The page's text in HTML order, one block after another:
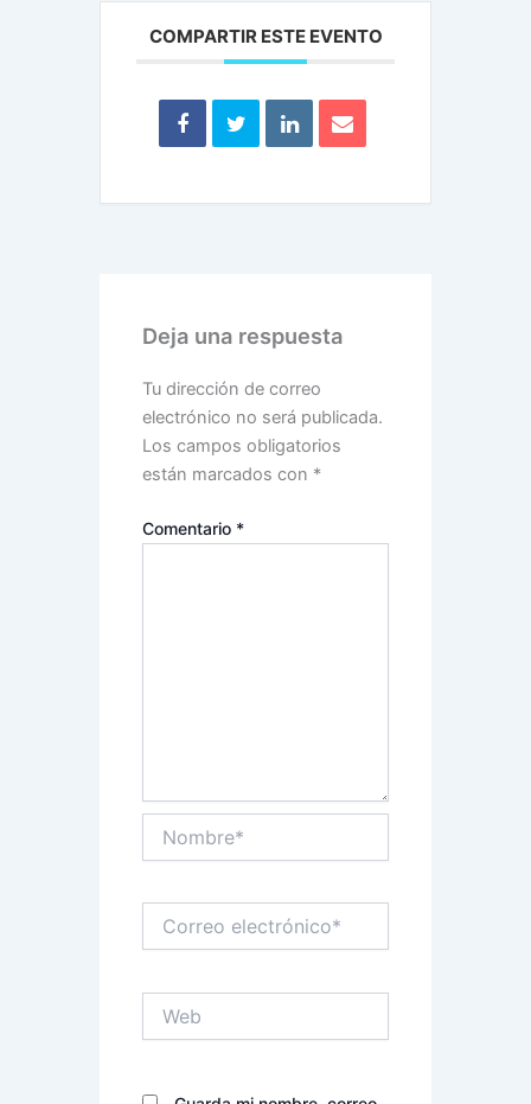
COMPARTIR ESTE EVENTO
Deja una respuesta
Tu dirección de correo
electrónico no será publicada.
Los campos obligatorios
están marcados con *
Comentario *
electrónico*